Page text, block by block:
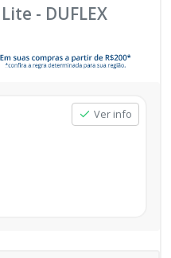
- DUFLEX
Ver info